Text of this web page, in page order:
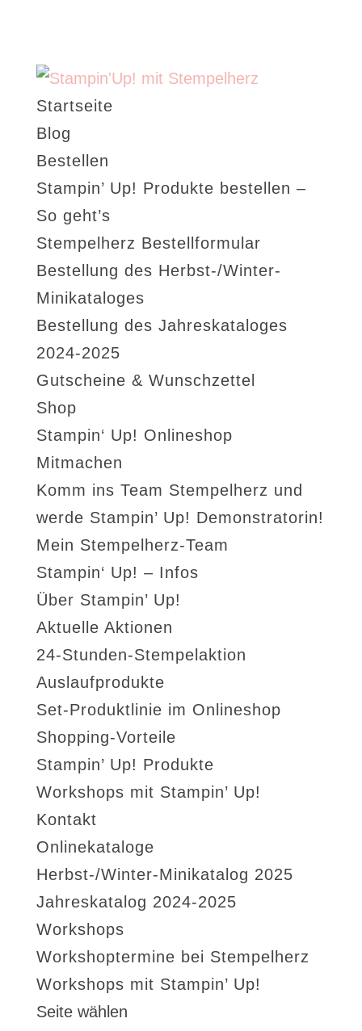
Startseite
Blog
Bestellen
Stampin’ Up! Produkte bestellen –
So geht’s
Stempelherz Bestellformular
Bestellung des Herbst-/Winter-
Minikataloges
Bestellung des Jahreskataloges
2024-2025
Gutscheine & Wunschzettel
Shop
Stampin‘ Up! Onlineshop
Mitmachen
Komm ins Team Stempelherz und
werde Stampin’ Up! Demonstratorin!
Mein Stempelherz-Team
Stampin‘ Up! – Infos
Über Stampin’ Up!
Aktuelle Aktionen
24-Stunden-Stempelaktion
Auslaufprodukte
Set-Produktlinie im Onlineshop
Shopping-Vorteile
Stampin’ Up! Produkte
Workshops mit Stampin’ Up!
Kontakt
Onlinekataloge
Herbst-/Winter-Minikatalog 2025
Jahreskatalog 2024-2025
Workshops
Workshoptermine bei Stempelherz
Workshops mit Stampin’ Up!
Seite wählen